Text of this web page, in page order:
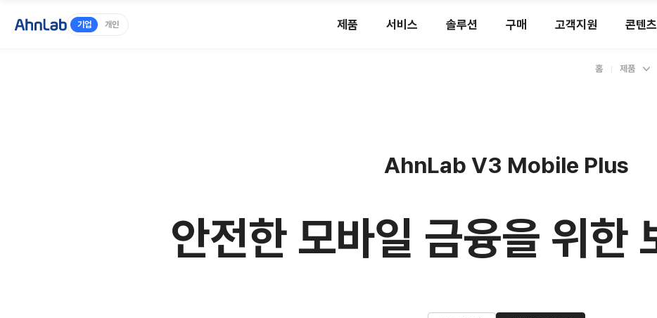
기업 개인 제품 서비스 솔루션 구매 고객지원 콘텐
홈 제품
AhnLab V3 Mobile Plus
안전한 모바일 금융을 위한